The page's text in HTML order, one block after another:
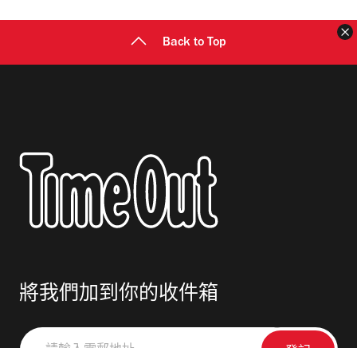
Back to Top
將我們加到你的收件箱
請